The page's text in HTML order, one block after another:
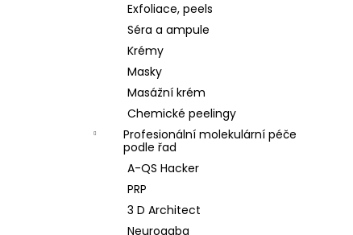
Exfoliace, peels
Séra a ampule
Krémy
Masky
Masážní krém
Chemické peelingy
Profesionální molekulární péče
podle řad
A-QS Hacker
PRP
3 D Architect
Neurogaba